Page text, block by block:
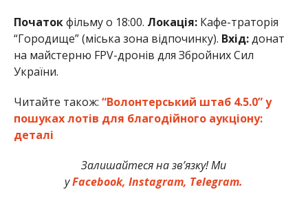
Початокфільму о 18:00. Локація:Кафе-траторія
“Городище” (міська зона відпочинку). Вхід:донат
на майстерню FPV-дронів для Збройних Сил
України.
Читайте також: “Волонтерський штаб 4.5.0” у
пошуках лотів для благодійного аукціону:
деталі
Залишайтеся на зв’язку! Ми
уFacebook, Instagram, Telegram.